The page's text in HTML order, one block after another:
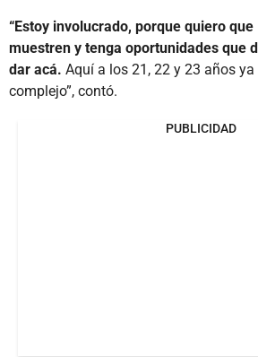
“Estoy involucrado, porque quiero
muestren y tenga oportunidades que
dar acá. Aquí a los 21, 22 y 23 años
complejo”, contó.
PUBLICIDAD